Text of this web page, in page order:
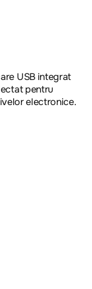
USB integrat
pentru
electronice.
încărcare rapidă
se